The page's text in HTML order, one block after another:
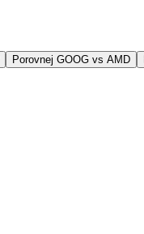
Porovnej GOOG vs AMD